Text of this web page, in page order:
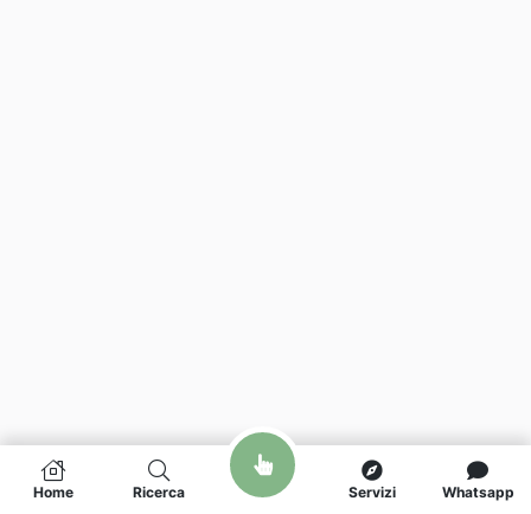
Home Ricerca Servizi Whatsapp